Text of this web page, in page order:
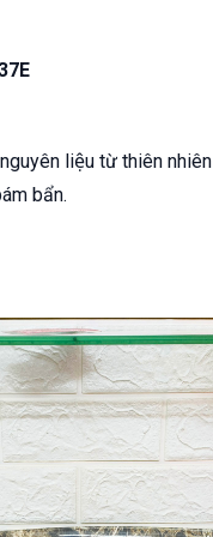
liệu từ thiên nhiên
bẩn.